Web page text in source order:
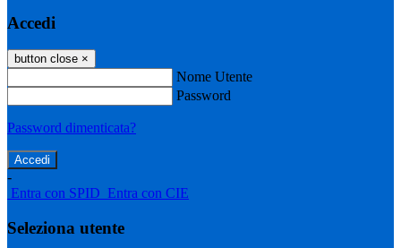
Accedi
button close ×
Nome Utente
Password
Password dimenticata?
-
Entra con SPID Entra con CIE
Seleziona utente